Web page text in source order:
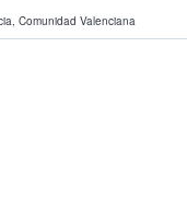
, Comunidad Valenciana